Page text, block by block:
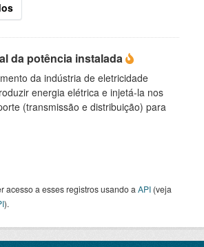
da potência instalada
da indústria de eletricidade
energia elétrica e injetá-la nos
(transmissão e distribuição) para
acesso a esses registros usando a API (veja
).